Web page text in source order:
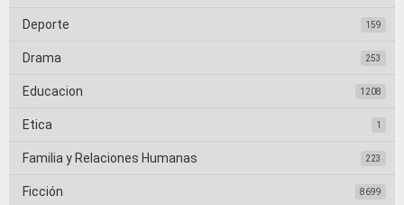
Deporte 159
Drama 253
Educacion 1208
Etica 1
Familia y Relaciones Humanas 223
Ficción 8699